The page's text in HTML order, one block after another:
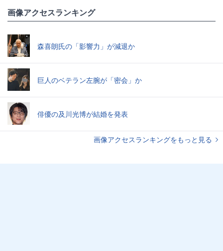
画像アクセスランキング
森喜朗氏の「影響力」が減退か
巨人のベテラン左腕が「密会」か
俳優の及川光博が結婚を発表
画像アクセスランキングをもっと見る